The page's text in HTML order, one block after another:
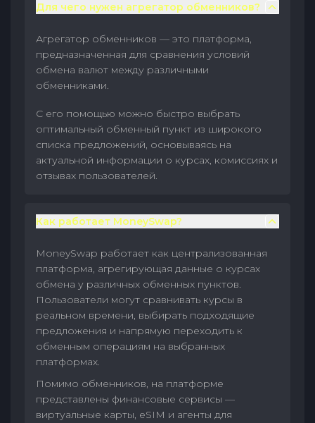
Для чего нужен агрегатор обменников?
Агрегатор обменников — это платформа,
предназначенная для сравнения условий
обмена валют между различными
обменниками.
С его помощью можно быстро выбрать
оптимальный обменный пункт из широкого
списка предложений, основываясь на
актуальной информации о курсах, комиссиях и
отзывах пользователей.
Как работает MoneySwap?
MoneySwap работает как централизованная
платформа, агрегирующая данные о курсах
обмена у различных обменных пунктов.
Пользователи могут сравнивать курсы в
реальном времени, выбирать подходящие
предложения и напрямую переходить к
обменным операциям на выбранных
платформах.
Помимо обменников, на платформе
представлены финансовые сервисы —
виртуальные карты, eSIM и агенты для